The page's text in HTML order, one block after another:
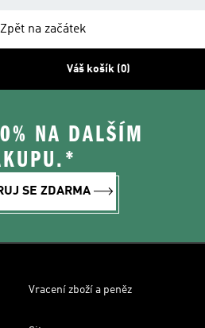
Zpět na začátek
Váš košík (0)
NA DALŠÍM
SE ZDARMA
Vracení zboží a peněz